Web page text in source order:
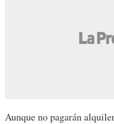
Aunque no pagarán